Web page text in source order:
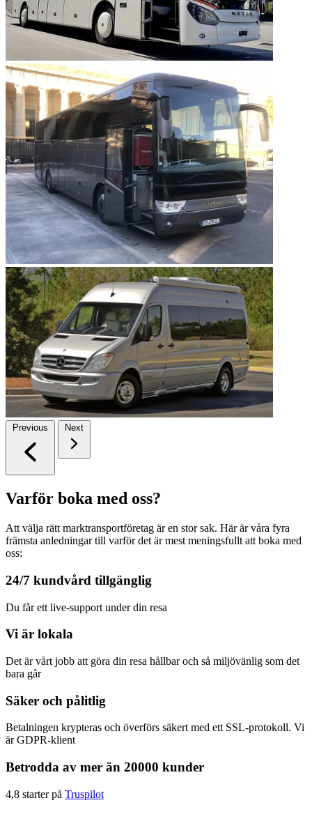
Previous Next
Varför boka med oss?
Att välja rätt marktransportföretag är en stor sak. Här är våra fyra
främsta anledningar till varför det är mest meningsfullt att boka med
oss:
24/7 kundvård tillgänglig
Du får ett live-support under din resa
Vi är lokala
Det är vårt jobb att göra din resa hållbar och så miljövänlig som det
bara går
Säker och pålitlig
Betalningen krypteras och överförs säkert med ett SSL-protokoll. Vi
är GDPR-klient
Betrodda av mer än 20000 kunder
4,8 starter på Truspilot